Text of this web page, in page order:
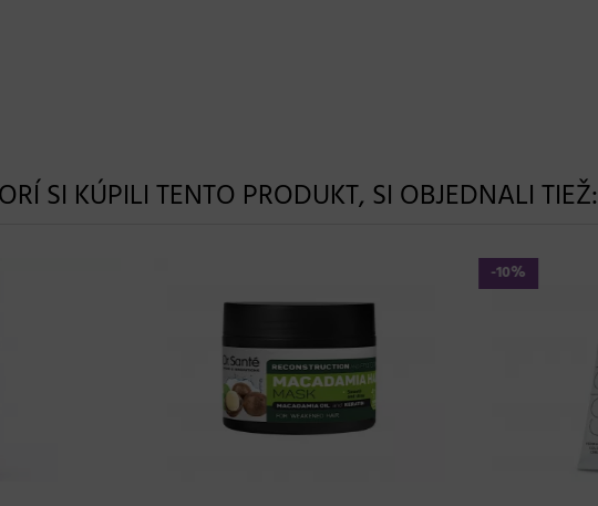
SI KÚPILI TENTO PRODUKT, SI OBJEDNALI TIEŽ:
-10%